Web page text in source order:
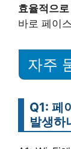
효율적으
바로 페이
자주
Q1: 페
발생하